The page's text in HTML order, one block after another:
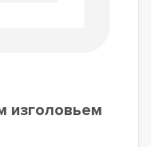
изголовьем